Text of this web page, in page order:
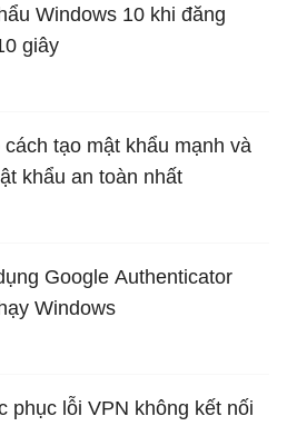
Windows 10 khi đăng
giây
tạo mật khẩu mạnh và
khẩu an toàn nhất
Google Authenticator
Windows
phục lỗi VPN không kết nối